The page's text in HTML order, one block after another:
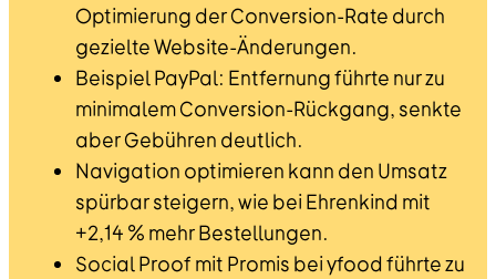
Optimierung der Conversion-Rate durch
gezielte Website-Änderungen.
Beispiel PayPal: Entfernung führte nur zu
minimalem Conversion-Rückgang, senkte
aber Gebühren deutlich.
Navigation optimieren kann den Umsatz
spürbar steigern, wie bei Ehrenkind mit
+2,14 % mehr Bestellungen.
Social Proof mit Promis bei yfood führte zu